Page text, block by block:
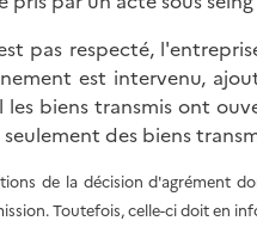
pas respecté,
est intervenu,
biens transmis ont
des biens
de la décision d'agrément
Toutefois, celle-ci doit en